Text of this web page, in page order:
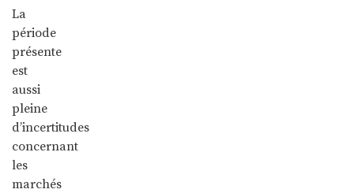
La
période
présente
est
aussi
pleine
d’incertitudes
concernant
les
marchés